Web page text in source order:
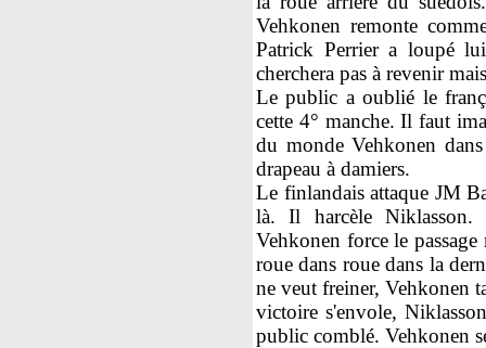
Vehkonen remonte
Patrick Perrier a loupé
cherchera pas à revenir
Le public a oublié le
cette 4° manche. Il faut
du monde Vehkonen
drapeau à damiers.
Le finlandais attaque JM
là. Il harcèle Niklasson.
Vehkonen force le
roue dans roue dans la
ne veut freiner, Vehkonen
victoire s'envole,
public comblé. Vehkonen